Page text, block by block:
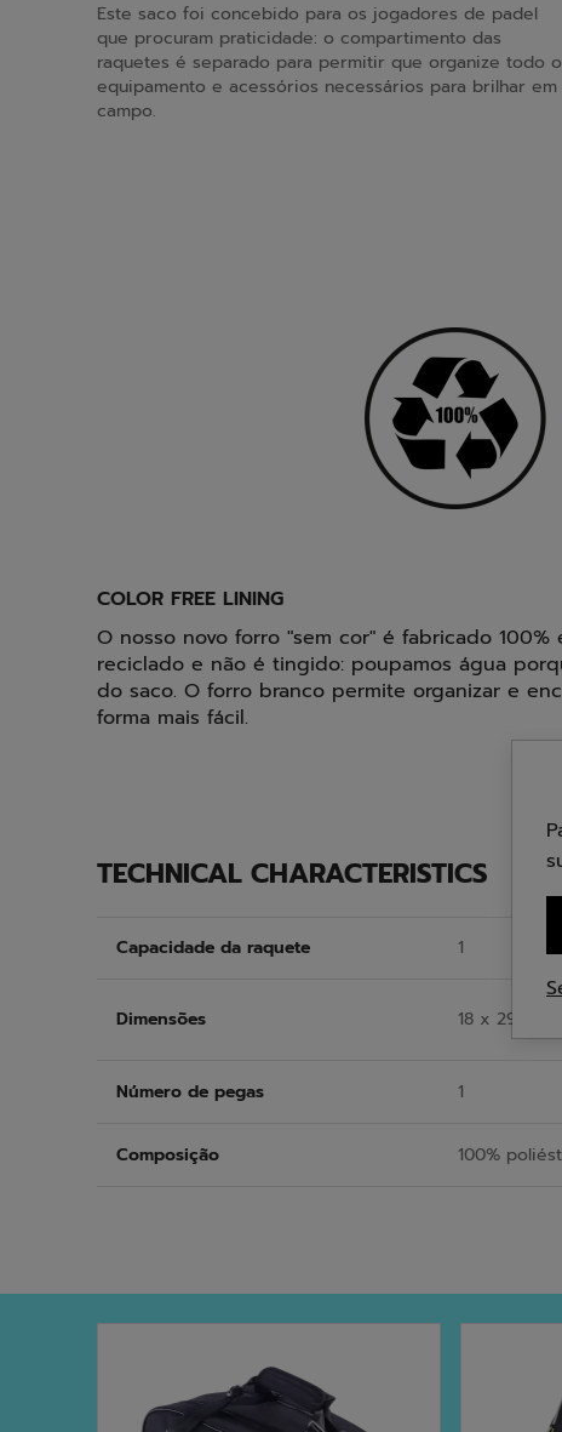
Este saco foi concebido para os jogadores de padel
que procuram praticidade: o compartimento das
raquetes é separado para permitir que organize todo o
equipamento e acessórios necessários para brilhar em
campo.
COLOR FREE LINING
O nosso novo forro "sem cor" é fabricado 100%
reciclado e não é tingido: poupamos água
do saco. O forro branco permite organizar e
forma mais fácil.
TECHNICAL CHARACTERISTICS
Capacidade da raquete 1
Dimensões 18 x 29 x 50
Número de pegas
1
Composição 100%